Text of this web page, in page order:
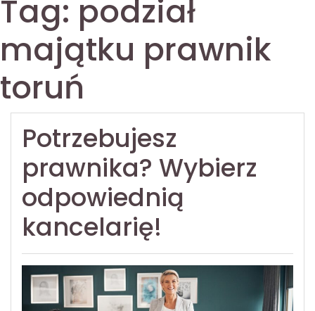
Tag: podział
majątku prawnik
toruń
Potrzebujesz
prawnika? Wybierz
odpowiednią
kancelarię!